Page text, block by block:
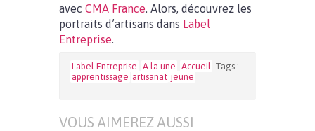
avec CMA France. Alors, découvrez les
portraits d’artisans dans Label
Entreprise.
Label Entreprise A la une Accueil Tags :
apprentissage artisanat jeune
VOUS AIMEREZ AUSSI